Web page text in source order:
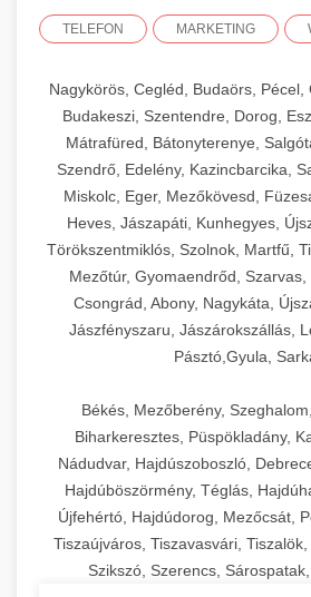
TELEFON MARKETING
Nagykörös, Cegléd, Budaörs, Pécel,
Budakeszi, Szentendre, Dorog,
Mátrafüred, Bátonyterenye,
Szendrő, Edelény, Kazincbarcika,
Miskolc, Eger, Mezőkövesd,
Heves, Jászapáti, Kunhegyes,
Törökszentmiklós, Szolnok, Martfű,
Mezőtúr, Gyomaendrőd, Szarvas,
Csongrád, Abony, Nagykáta,
Jászfényszaru, Jászárokszállás,
Pásztó,Gyula,
Békés, Mezőberény,
Biharkeresztes, Püspökladány,
Nádudvar, Hajdúszoboszló,
Hajdúböszörmény, Téglás,
Újfehértó, Hajdúdorog, Mezőcsát,
Tiszaújváros, Tiszavasvári, Tiszalök,
Szikszó, Szerencs,